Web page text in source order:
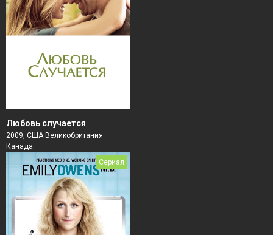
Любовь случается
2009, США Великобритания
Канада
Сериал